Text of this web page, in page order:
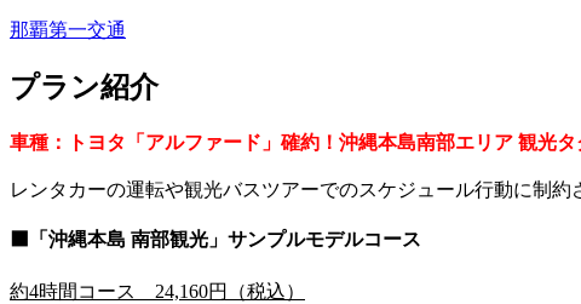
那覇第一交通
プラン紹介
車種：トヨタ「アルファード」確約！沖縄本島南部エリア 観光
レンタカーの運転や観光バスツアーでのスケジュール行動に制約
⬛「沖縄本島 南部観光」サンプルモデルコース
約4時間コース 24,160円（税込）